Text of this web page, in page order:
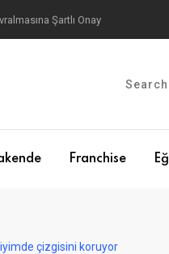
Şartlı Onay
Franchise
çizgisini koruyor